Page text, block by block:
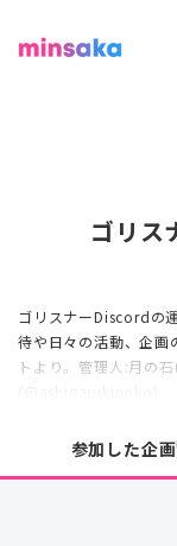
ゴリス
ゴリスナーDiscordの
待や日々の活動、企画
トより。管理人:月の
参加した企画